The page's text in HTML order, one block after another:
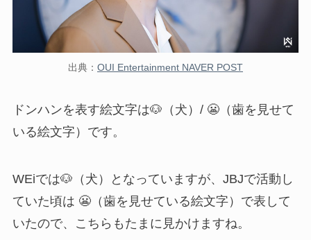
出典： OUI Entertainment NAVER POST
ドンハンを表す絵文字は🐶（犬）/ 😬（歯を見せて
いる絵文字）です。
WEiでは🐶（犬）となっていますが、JBJで活動し
ていた頃は 😬（歯を見せている絵文字）で表して
いたので、こちらもたまに見かけますね。